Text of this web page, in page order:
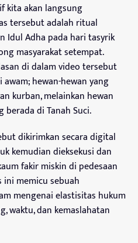
kita akan langsung
tersebut adalah ritual
Idul Adha pada hari tasyrik
masyarakat setempat.
di dalam video tersebut
hewan-hewan yang
kurban, melainkan hewan
berada di Tanah Suci.
dikirimkan secara digital
kemudian dieksekusi dan
fakir miskin di pedesaan
ini memicu sebuah
mengenai elastisitas hukum
waktu, dan kemaslahatan